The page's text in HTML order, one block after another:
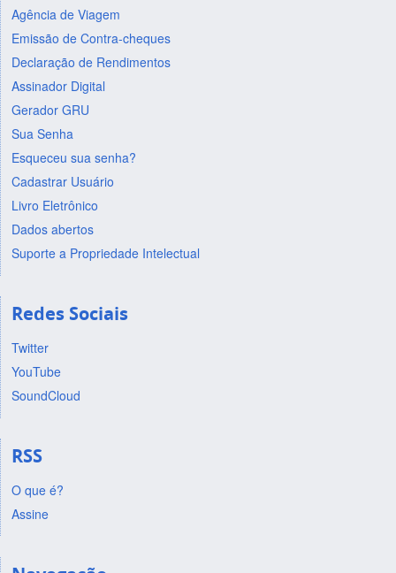
Agência de Viagem
Emissão de Contra-cheques
Declaração de Rendimentos
Assinador Digital
Gerador GRU
Sua Senha
Esqueceu sua senha?
Cadastrar Usuário
Livro Eletrônico
Dados abertos
Suporte a Propriedade Intelectual
Redes Sociais
Twitter
YouTube
SoundCloud
RSS
O que é?
Assine